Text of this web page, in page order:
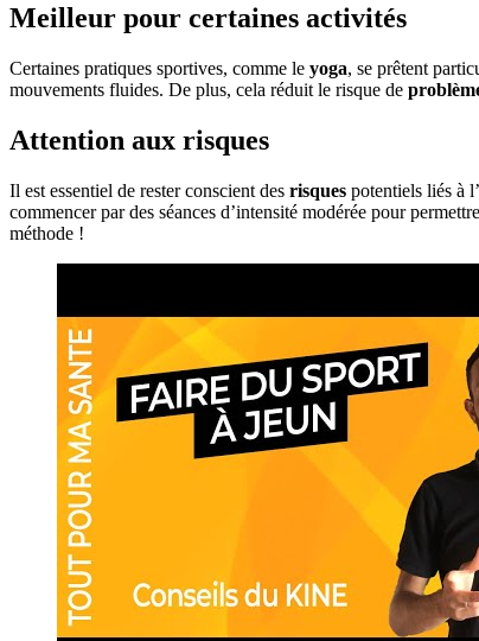
Meilleur pour certaines activités
Certaines pratiques sportives, comme le yoga, se prêtent
mouvements fluides. De plus, cela réduit le risque de
Attention aux risques
Il est essentiel de rester conscient des risques potentiels liés à
commencer par des séances d’intensité modérée pour
méthode !